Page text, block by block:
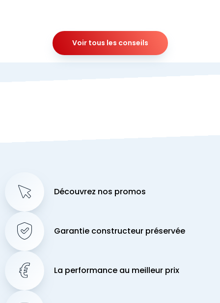
Voir tous les conseils
Découvrez nos promos
Garantie constructeur préservée
La performance au meilleur prix